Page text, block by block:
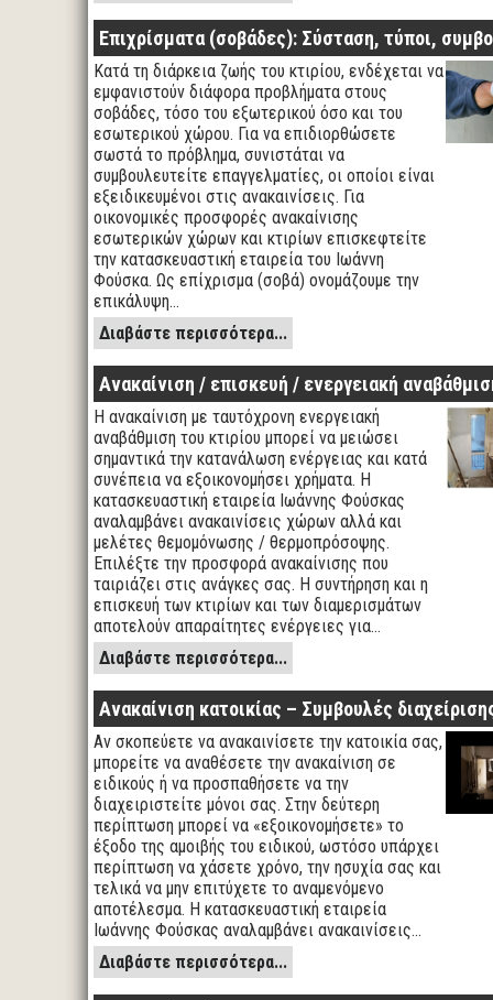
Επιχρίσματα (σοβάδες): Σύσταση, τύποι,
Κατά τη διάρκεια ζωής του κτιρίου, ενδέχεται να
εμφανιστούν διάφορα προβλήματα στους
σοβάδες, τόσο του εξωτερικού όσο και του
εσωτερικού χώρου. Για να επιδιορθώσετε
σωστά το πρόβλημα, συνιστάται να
συμβουλευτείτε επαγγελματίες, οι οποίοι είναι
εξειδικευμένοι στις ανακαινίσεις. Για
οικονομικές προσφορές ανακαίνισης
εσωτερικών χώρων και κτιρίων επισκεφτείτε
την κατασκευαστική εταιρεία του Ιωάννη
Φούσκα. Ως επίχρισμα (σοβά) ονομάζουμε την
επικάλυψη…
Διαβάστε περισσότερα...
Ανακαίνιση / επισκευή / ενεργειακή
Η ανακαίνιση με ταυτόχρονη ενεργειακή
αναβάθμιση του κτιρίου μπορεί να μειώσει
σημαντικά την κατανάλωση ενέργειας και κατά
συνέπεια να εξοικονομήσει χρήματα. Η
κατασκευαστική εταιρεία Ιωάννης Φούσκας
αναλαμβάνει ανακαινίσεις χώρων αλλά και
μελέτες θεμομόνωσης / θερμοπρόσοψης.
Επιλέξτε την προσφορά ανακαίνισης που
ταιριάζει στις ανάγκες σας. Η συντήρηση και η
επισκευή των κτιρίων και των διαμερισμάτων
αποτελούν απαραίτητες ενέργειες για…
Διαβάστε περισσότερα...
Ανακαίνιση κατοικίας – Συμβουλές
Αν σκοπεύετε να ανακαινίσετε την κατοικία σας,
μπορείτε να αναθέσετε την ανακαίνιση σε
ειδικούς ή να προσπαθήσετε να την
διαχειριστείτε μόνοι σας. Στην δεύτερη
περίπτωση μπορεί να «εξοικονομήσετε» το
έξοδο της αμοιβής του ειδικού, ωστόσο υπάρχει
περίπτωση να χάσετε χρόνο, την ησυχία σας και
τελικά να μην επιτύχετε το αναμενόμενο
αποτέλεσμα. Η κατασκευαστική εταιρεία
Ιωάννης Φούσκας αναλαμβάνει ανακαινίσεις…
Διαβάστε περισσότερα...